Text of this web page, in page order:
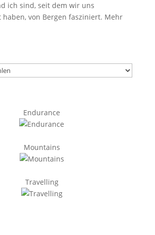
ich sind, seit dem wir uns
von Bergen fasziniert. Mehr
Endurance
Mountains
Travelling